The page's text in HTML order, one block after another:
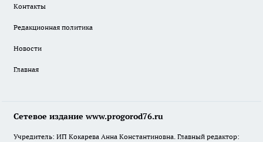
Контакты
Редакционная политика
Новости
Главная
Сетевое издание www.progorod76.ru
Учредитель: ИП Кокарева Анна Константиновна. Главный редактор: